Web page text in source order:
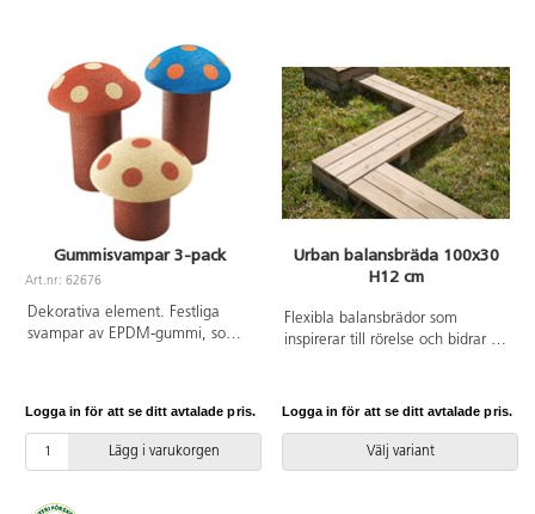
Gummisvampar 3-pack
Art.nr: 62676
Dekorativa element. Festliga
svampar av EPDM-gummi, som
3 st bassocklar. För mer
information om produkten se
bifogade dokument..
Logga in för att se ditt avtalade pris.
Lägg i varukorgen
Urban balansbräda 100x30
H12 cm
Flexibla balansbrädor som
inspirerar till rörelse och bidrar till
bygga egna balansbanor och då
samarbeta och konstruera i
grupp. Tillsammans med
Logga in för att se ditt avtalade pris.
Välj variant